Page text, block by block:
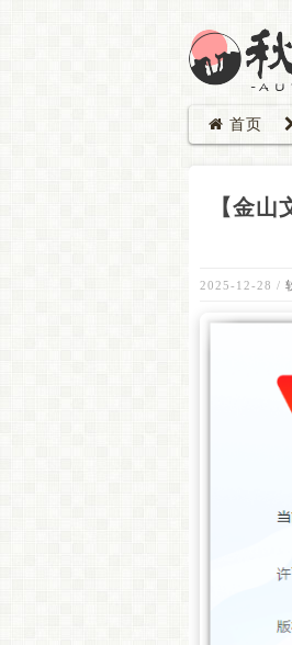
首页
【金
2025-12-28 /